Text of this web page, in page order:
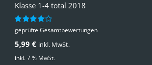
Klasse 1-4 total 2018
Bewertet
von 5
geprüfte Gesamtbewertungen
5,99 € inkl. MwSt.
inkl. 7 % MwSt.